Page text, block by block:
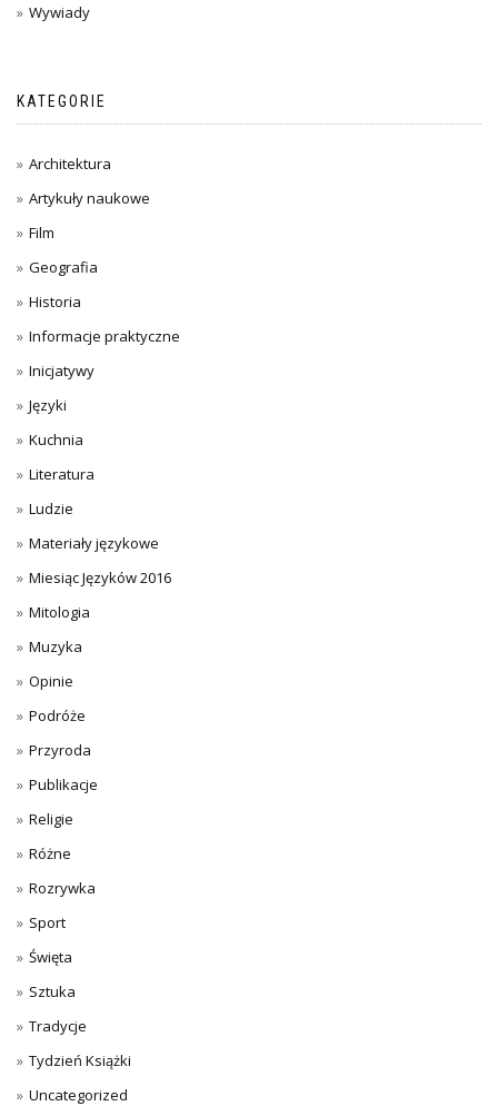
Wywiady
KATEGORIE
Architektura
Artykuły naukowe
Film
Geografia
Historia
Informacje praktyczne
Inicjatywy
Języki
Kuchnia
Literatura
Ludzie
Materiały językowe
Miesiąc Języków 2016
Mitologia
Muzyka
Opinie
Podróże
Przyroda
Publikacje
Religie
Różne
Rozrywka
Sport
Święta
Sztuka
Tradycje
Tydzień Książki
Uncategorized